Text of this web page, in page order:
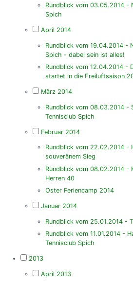
Rundblick vom 03.05.2014 -
Spich
April 2014
Rundblick vom 19.04.2014 -
Spich - dabei sein ist alles!
Rundblick vom 12.04.2014 -
startet in die Freiluftsaison
März 2014
Rundblick vom 08.03.2014 -
Tennisclub Spich
Februar 2014
Rundblick vom 22.02.2014 -
souveränem Sieg
Rundblick vom 08.02.2014 -
Herren 40
Oster Feriencamp 2014
Januar 2014
Rundblick vom 25.01.2014 -
Rundblick vom 11.01.2014 -
Tennisclub Spich
2013
April 2013